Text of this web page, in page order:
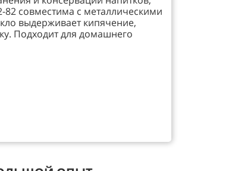
совместима с металлическими
выдерживает кипячение,
Подходит для домашнего